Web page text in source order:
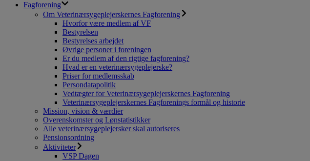
Fagforening
Om Veterinærsygeplejerskernes Fagforening
Hvorfor være medlem af VF
Bestyrelsen
Bestyrelses arbejdet
Øvrige personer i foreningen
Er du medlem af den rigtige fagforening?
Hvad er en veterinærsygeplejerske?
Priser for medlemsskab
Persondatapolitik
Vedtægter for Veterinærsygeplejerskernes Fagforening
Veterinærsygeplejerskernes Fagforenings formål og historie
Mission, vision & værdier
Overenskomster og Lønstatistikker
Alle veterinærsygeplejersker skal autoriseres
Pensionsordning
Aktiviteter
VSP Dagen